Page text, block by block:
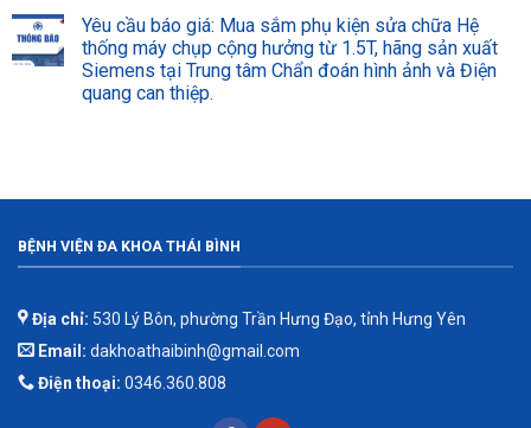
Yêu cầu báo giá: Mua sắm phụ kiện sửa chữa Hệ
thống máy chụp cộng hưởng từ 1.5T, hãng sản xuất
Siemens tại Trung tâm Chẩn đoán hình ảnh và Điện
quang can thiệp.
BỆNH VIỆN ĐA KHOA THÁI BÌNH
Địa chỉ: 530 Lý Bôn, phường Trần Hưng Đạo, tỉnh Hưng Yên
Email: dakhoathaibinh@gmail.com
Điện thoại: 0346.360.808